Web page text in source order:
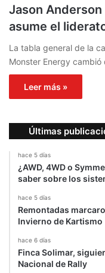
Jason
asume el
La tabla general de la
Monster Energy
Leer más »
Últimas
hace 5 días
¿AWD, 4WD o
saber sobre los
hace 5 días
Remontadas
Invierno de Kartismo
hace 6 días
Finca Solimar,
Nacional de Rally